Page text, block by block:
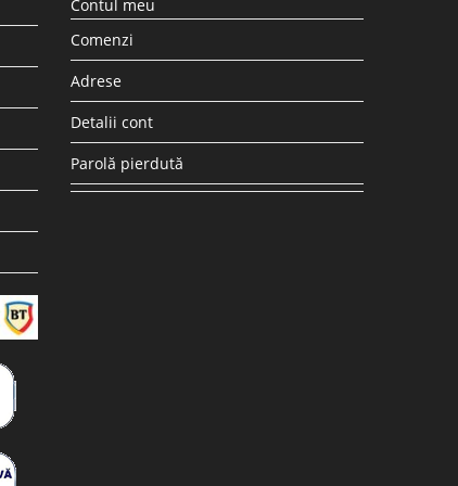
Contul meu
Comenzi
Adrese
Detalii cont
Parolă pierdută